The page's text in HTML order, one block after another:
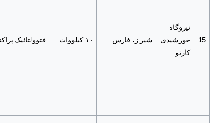
15
نیروگاه
خورشیدی
کارنو
شیراز، فارس ۱۰ کیلووات فتوولتائیک